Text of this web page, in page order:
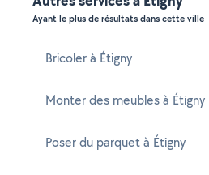
Ayant le plus de résultats dans cette ville
Bricoler à Étigny
Monter des meubles à Étigny
Poser du parquet à Étigny